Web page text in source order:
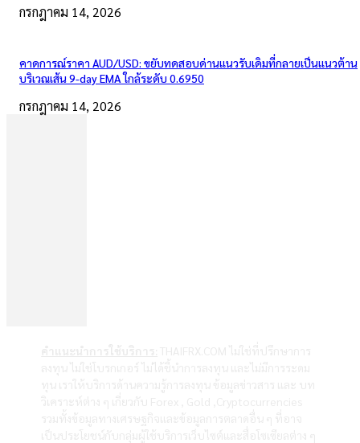
กรกฎาคม 14, 2026
คาดการณ์ราคา AUD/USD: ขยับทดสอบด่านแนวรับเดิมที่กลายเป็นแนวต้าน
บริเวณเส้น 9-day EMA ใกล้ระดับ 0.6950
กรกฎาคม 14, 2026